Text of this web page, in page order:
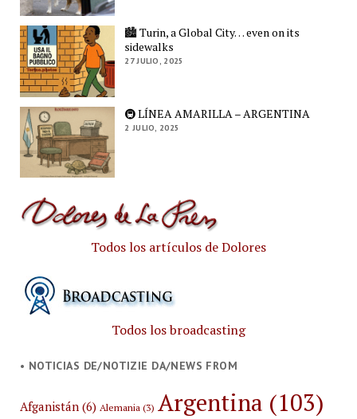
🏙️ Turin, a Global City… even on its
sidewalks
27 JULIO, 2025
🚇 LÍNEA AMARILLA – ARGENTINA
2 JULIO, 2025
Todos los artículos de Dolores
Todos los broadcasting
• NOTICIAS DE/NOTIZIE DA/NEWS FROM
Afganistán(6) Alemania (3) Argentina (103)